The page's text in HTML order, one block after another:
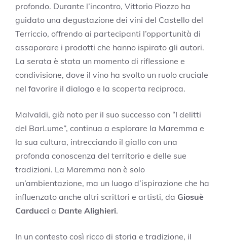
profondo. Durante l’incontro, Vittorio Piozzo ha
guidato una degustazione dei vini del Castello del
Terriccio, offrendo ai partecipanti l’opportunità di
assaporare i prodotti che hanno ispirato gli autori.
La serata è stata un momento di riflessione e
condivisione, dove il vino ha svolto un ruolo cruciale
nel favorire il dialogo e la scoperta reciproca.
Malvaldi, già noto per il suo successo con “I delitti
del BarLume”, continua a esplorare la Maremma e
la sua cultura, intrecciando il giallo con una
profonda conoscenza del territorio e delle sue
tradizioni. La Maremma non è solo
un’ambientazione, ma un luogo d’ispirazione che ha
influenzato anche altri scrittori e artisti, da Giosuè
Carducci a Dante Alighieri.
In un contesto così ricco di storia e tradizione, il